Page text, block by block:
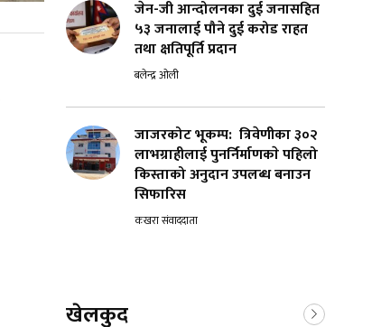
जेन-जी आन्दोलनका दुई जनासहित
५३ जनालाई पौने दुई करोड राहत
तथा क्षतिपूर्ति प्रदान
बलेन्द्र ओली
जाजरकोट भूकम्प: त्रिवेणीका ३०२
लाभग्राहीलाई पुनर्निर्माणकाे पहिलो
किस्ताको अनुदान उपलब्ध बनाउन
सिफारिस
कखरा संवाददाता
खेलकुद